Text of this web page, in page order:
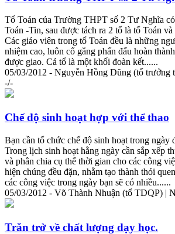
Tổ Toán của Trường THPT số 2 Tư Nghĩa
Toán -Tin, sau được tách ra 2 tổ là tổ Toán
Các giáo viên trong tổ Toán đều là những
nhiệm cao, luôn cố gắng phấn đấu hoàn thành
được giao. Cả tổ là một khối đoàn kết......
05/03/2012 - Nguyễn Hồng Dũng (tổ trưởng
-/-
Chế độ sinh hoạt hợp với thể thao
Bạn cần tổ chức chế độ sinh hoạt trong ngày
Trong lịch sinh hoạt hằng ngày cần sắp xếp
và phân chia cụ thể thời gian cho các công
hiện chúng đều đặn, nhằm tạo thành thói
các công việc trong ngày bạn sẽ có nhiều......
05/03/2012 - Võ Thành Nhuận (tổ TDQP) |
Trăn trở về chất lượng dạy học.